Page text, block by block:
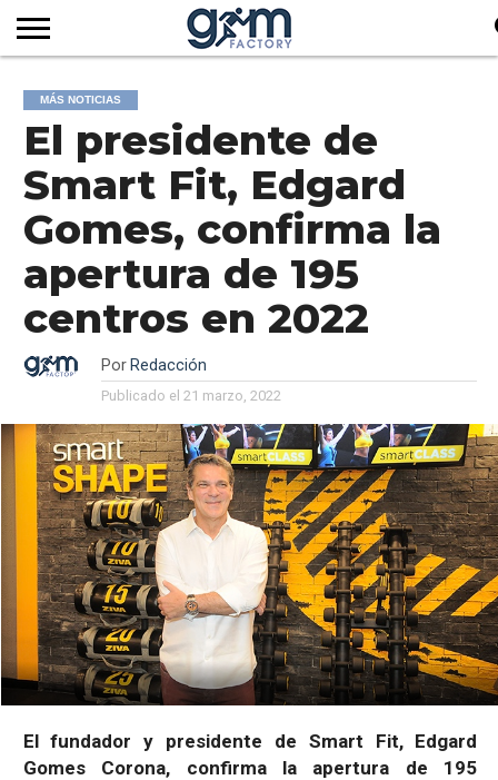
REVISTA
GYM
FACTORY
TV
CLUB
DE
SOCIOS
EMPRESAS
DEL
SECTOR
SERVICIOS
AUDIOVISUALES
MÁS
NOTICIAS
SUSCRIPCIÓN
MÁS NOTICIAS
El presidente de
Smart Fit, Edgard
Gomes, confirma la
apertura de 195
centros en 2022
Por Redacción
Publicado el 21 marzo, 2022
El fundador y presidente de Smart Fit, Edgard
Gomes Corona, confirma la apertura de 195